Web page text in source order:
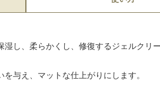
し、柔らかくし、修復するジェルクリー
与え、マットな仕上がりにします。